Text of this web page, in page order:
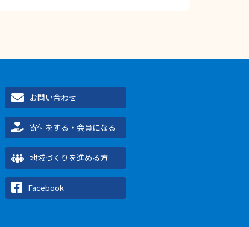
お問い合わせ
寄付をする・会員になる
地域づくりを進める方
Facebook